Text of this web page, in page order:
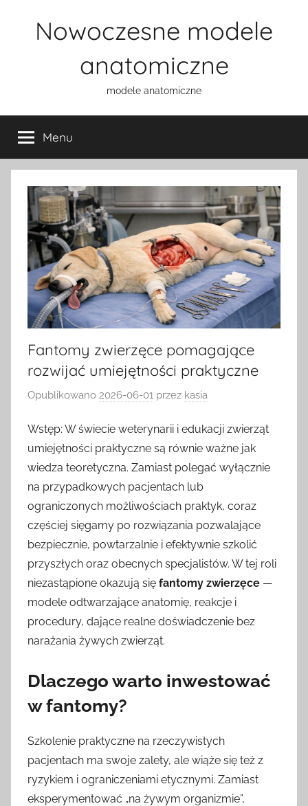
Nowoczesne modele
anatomiczne
modele anatomiczne
Menu
Fantomy zwierzęce pomagające
rozwijać umiejętności praktyczne
Opublikowano 2026-06-01 przez kasia
Wstęp: W świecie weterynarii i edukacji zwierząt
umiejętności praktyczne są równie ważne jak
wiedza teoretyczna. Zamiast polegać wyłącznie
na przypadkowych pacjentach lub
ograniczonych możliwościach praktyk, coraz
częściej sięgamy po rozwiązania pozwalające
bezpiecznie, powtarzalnie i efektywnie szkolić
przyszłych oraz obecnych specjalistów. W tej roli
niezastąpione okazują się fantomy zwierzęce —
modele odtwarzające anatomię, reakcje i
procedury, dające realne doświadczenie bez
narażania żywych zwierząt.
Dlaczego warto inwestować
w fantomy?
Szkolenie praktyczne na rzeczywistych
pacjentach ma swoje zalety, ale wiąże się też z
ryzykiem i ograniczeniami etycznymi. Zamiast
eksperymentować „na żywym organizmie”,